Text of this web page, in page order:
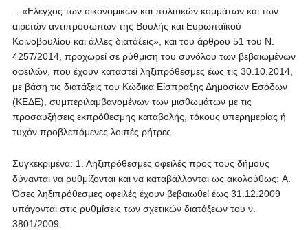
…«Ελεγχος των οικονομικών και πολιτικών κομμάτων και των
αιρετών αντιπροσώπων της Βουλής και Ευρωπαϊκού
Κοινοβουλίου και άλλες διατάξεις», και του άρθρου 51 του Ν.
4257/2014, προχωρεί σε ρύθμιση του συνόλου των βεβαιωμένων
οφειλών, που έχουν καταστεί ληξιπρόθεσμες έως τις 30.10.2014,
με βάση τις διατάξεις του Κώδικα Είσπραξης Δημοσίων Εσόδων
(ΚΕΔΕ), συμπεριλαμβανομένων των μισθωμάτων με τις
προσαυξήσεις εκπρόθεσμης καταβολής, τόκους υπερημερίας ή
τυχόν προβλεπόμενες λοιπές ρήτρες.
Συγκεκριμένα: 1. Ληξιπρόθεσμες οφειλές προς τους δήμους
δύνανται να ρυθμίζονται και να καταβάλλονται ως ακολούθως: A.
Όσες ληξιπρόθεσμες οφειλές έχουν βεβαιωθεί έως 31.12.2009
υπάγονται στις ρυθμίσεις των σχετικών διατάξεων του ν.
3801/2009.